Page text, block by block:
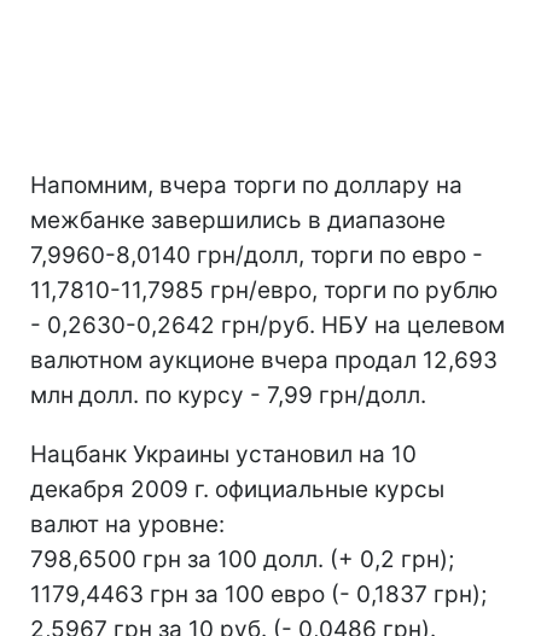
Напомним, вчера торги по доллару на
межбанке завершились в диапазоне
7,9960-8,0140 грн/долл, торги по евро -
11,7810-11,7985 грн/евро, торги по рублю
- 0,2630-0,2642 грн/руб. НБУ на целевом
валютном аукционе вчера продал 12,693
млн долл. по курсу - 7,99 грн/долл.
Нацбанк Украины установил на 10
декабря 2009 г. официальные курсы
валют на уровне:
798,6500 грн за 100 долл. (+ 0,2 грн);
1179,4463 грн за 100 евро (- 0,1837 грн);
2,5967 грн за 10 руб. (- 0,0486 грн).